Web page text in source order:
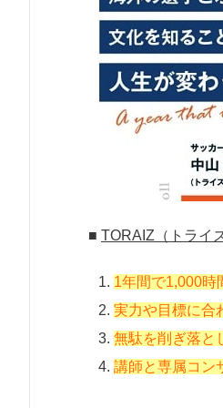
■ TORAIZ（トライ
1年間で1,000時
実力や目標に合
無駄を削ぎ落と
講師と専属コン